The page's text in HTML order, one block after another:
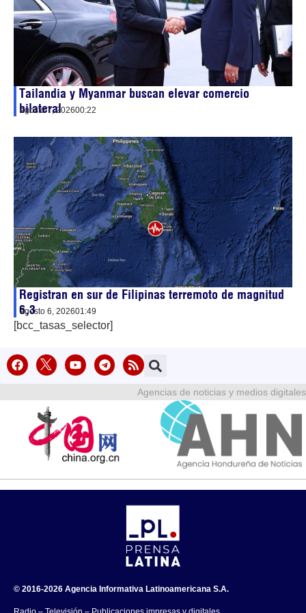
Tailandia y Myanmar buscan elevar comercio
bilateral
agosto 7, 202600:22
Registran en sur de Filipinas terremoto de magnitud
6,3
agosto 6, 202601:49
[bcc_tasas_selector]
Agencias de noticias y medios digitales
© 2016-2026 Agencia Informativa Latinoamericana S.A.